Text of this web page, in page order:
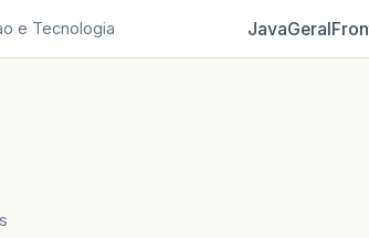
e Tecnologia JavaGeral